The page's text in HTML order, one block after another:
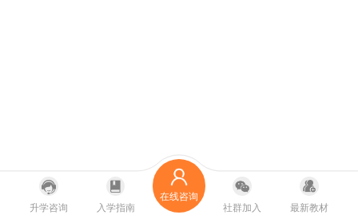
升学咨询 入学指南
在线咨询
社群加入
最新教材